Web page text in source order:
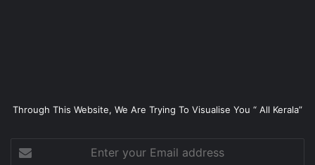
Through This Website, We Are Trying To Visualise You “ All Kerala”
your